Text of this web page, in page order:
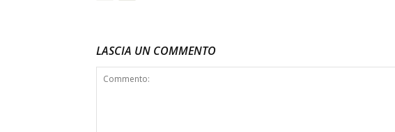
LASCIA UN COMMENTO